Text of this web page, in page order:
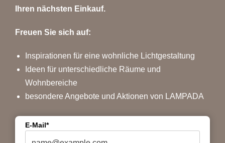
Ihren nächsten Einkauf.
Freuen Sie sich auf:
Inspirationen für eine wohnliche Lichtgestaltung
Ideen für unterschiedliche Räume und
Wohnbereiche
besondere Angebote und Aktionen von LAMPADA
E-Mail*